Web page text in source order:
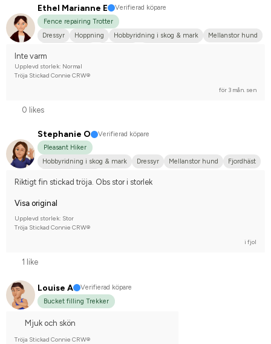
Ethel Marianne E
Verifierad köpare
Fence repairing Trotter
Dressyr
Hoppning Hobbyridning i skog & mark
Mellanstor hund
Inte varm
Upplevd storlek: Normal
Tröja Stickad Connie CRW®
för 3 mån. sen
0 likes
Stephanie O
Verifierad köpare
Pleasant Hiker
Hobbyridning i skog & mark
Dressyr Mellanstor hund
Fjordhäst
Riktigt fin stickad tröja. Obs stor i storlek
Visa original
Upplevd storlek: Stor
Tröja Stickad Connie CRW®
i fjol
1 like
Louise A
Verifierad köpare
Bucket filling Trekker
Mjuk och skön
Tröja Stickad Connie CRW®